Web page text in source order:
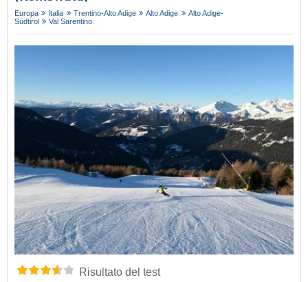
Europa Italia Trentino-Alto Adige Alto Adige
Alto Adige-
Südtirol
Val Sarentino
Risultato del test